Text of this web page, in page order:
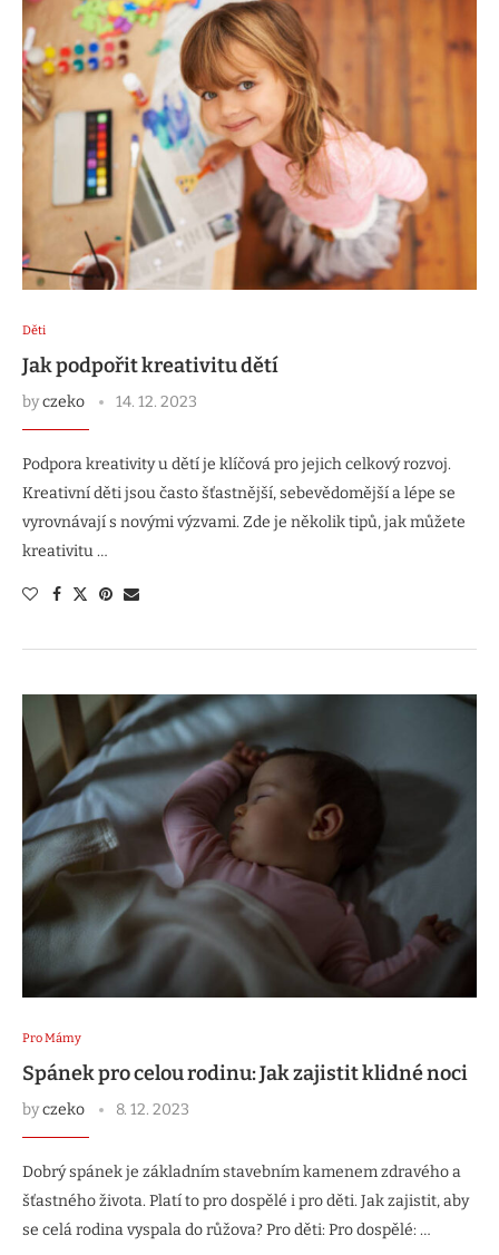
Děti
Jak podpořit kreativitu dětí
byczeko 14. 12. 2023
Podpora kreativity u dětí je klíčová pro jejich celkový rozvoj.
Kreativní děti jsou často šťastnější, sebevědomější a lépe se
vyrovnávají s novými výzvami. Zde je několik tipů, jak můžete
kreativitu …
Pro Mámy
Spánek pro celou rodinu: Jak zajistit klidné noci
byczeko 8. 12. 2023
Dobrý spánek je základním stavebním kamenem zdravého a
šťastného života. Platí to pro dospělé i pro děti. Jak zajistit, aby
se celá rodina vyspala do růžova? Pro děti: Pro dospělé: …